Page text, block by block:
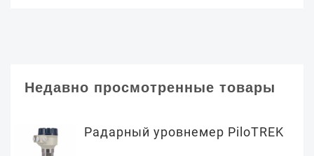
Недавно просмотренные товары
Радарный уровнемер PiloTREK